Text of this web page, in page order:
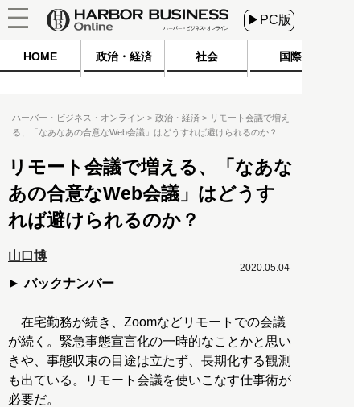
▶PC版
HOME 政治・経済 社会 国際
ハーバー・ビジネス・オンライン 政治・経済
リモート会議で増え
る、「なあなあの合意なWeb会議」はどうすれば避けられるのか？
リモート会議で増える、「なあな
あの合意なWeb会議」はどうす
れば避けられるのか？
山口博
バックナンバー
2020.05.04
在宅勤務が続き、Zoomなどリモートでの会議
が続く。緊急事態宣言化の一時的なことかと思い
きや、事態収束の目途は立たず、長期化する観測
も出ている。リモート会議を使いこなす仕事術が
必要だ。